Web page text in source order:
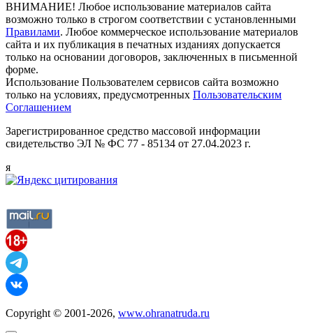
ВНИМАНИЕ! Любое использование материалов сайта
возможно только в строгом соответствии с установленными
Правилами. Любое коммерческое использование материалов
сайта и их публикация в печатных изданиях допускается
только на основании договоров, заключенных в письменной
форме.
Использование Пользователем сервисов сайта возможно
только на условиях, предусмотренных Пользовательским
Соглашением
Зарегистрированное средство массовой информации
свидетельство ЭЛ № ФС 77 - 85134 от 27.04.2023 г.
я
Copyright © 2001-2026, www.ohranatruda.ru